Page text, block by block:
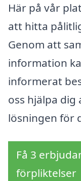
Här på vår
att hitta
Genom att
information
informerat
oss hjälpa
lösningen för
Få 3
förpliktelser